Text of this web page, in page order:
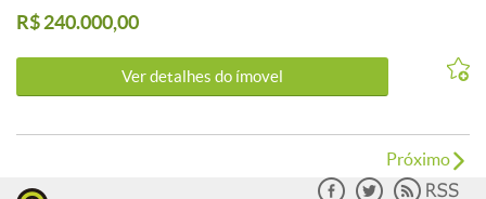
R$ 240.000,00
Ver detalhes do ímovel
Próximo